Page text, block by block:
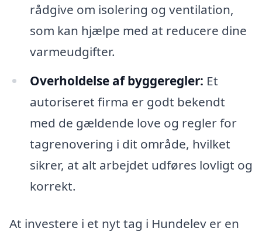
rådgive om isolering og ventilation,
som kan hjælpe med at reducere dine
varmeudgifter.
Overholdelse af byggeregler: Et
autoriseret firma er godt bekendt
med de gældende love og regler for
tagrenovering i dit område, hvilket
sikrer, at alt arbejdet udføres lovligt og
korrekt.
At investere i et nyt tag i Hundelev er en